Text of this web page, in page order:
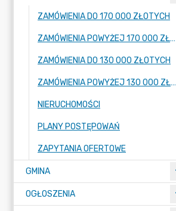
ZAMÓWIENIA DO 170 000 ZŁOTYCH
ZAMÓWIENIA POWYŻEJ 170 000 ZŁOTYCH
ZAMÓWIENIA DO 130 000 ZŁOTYCH
ZAMÓWIENIA POWYŻEJ 130 000 ZŁOTYCH
NIERUCHOMOŚCI
PLANY POSTĘPOWAŃ
ZAPYTANIA OFERTOWE
GMINA
OGŁOSZENIA